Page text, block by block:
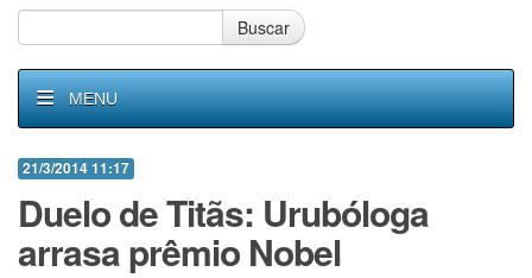
Buscar
MENU
21/3/2014 11:17
Duelo de Titãs: Urubóloga
arrasa prêmio Nobel